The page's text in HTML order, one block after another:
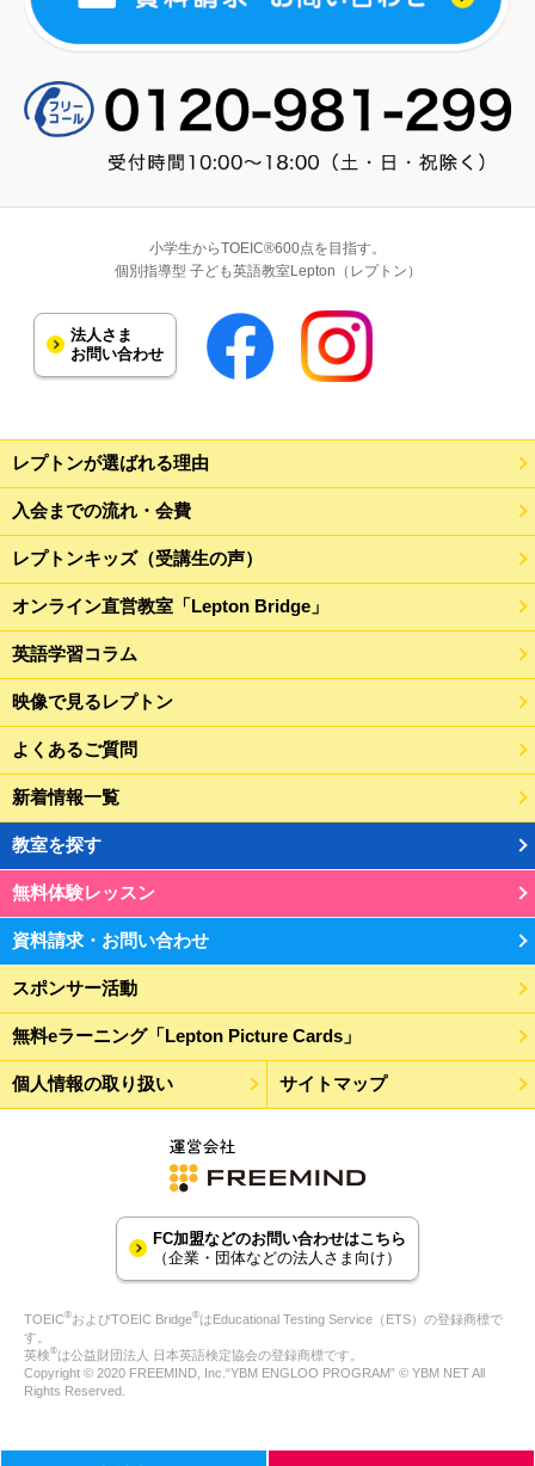
小学生からTOEIC®600点を目指す。
個別指導型 子ども英語教室Lepton（レプトン）
法人さま
お問い合わせ
レプトンが選ばれる理由
入会までの流れ・会費
レプトンキッズ（受講生の声）
オンライン直営教室「Lepton Bridge」
英語学習コラム
映像で見るレプトン
よくあるご質問
新着情報一覧
教室を探す
無料体験レッスン
資料請求・お問い合わせ
スポンサー活動
無料eラーニング「Lepton Picture Cards」
個人情報の取り扱い サイトマップ
FC加盟などのお問い合わせはこちら
（企業・団体などの法人さま向け）
TOEIC®およびTOEIC Bridge®はEducational Testing Service（ETS）の登録商標で
す。
英検®は公益財団法人 日本英語検定協会の登録商標です。
Copyright © 2020 FREEMIND, Inc.“YBM ENGLOO PROGRAM” © YBM NET All
Rights Reserved.